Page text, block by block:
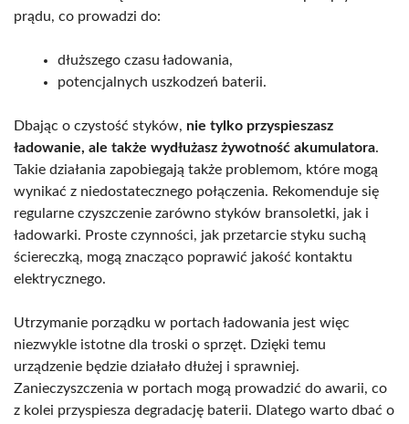
prądu, co prowadzi do:
dłuższego czasu ładowania,
potencjalnych uszkodzeń baterii.
Dbając o czystość styków, nie tylko przyspieszasz
ładowanie, ale także wydłużasz żywotność akumulatora.
Takie działania zapobiegają także problemom, które mogą
wynikać z niedostatecznego połączenia. Rekomenduje się
regularne czyszczenie zarówno styków bransoletki, jak i
ładowarki. Proste czynności, jak przetarcie styku suchą
ściereczką, mogą znacząco poprawić jakość kontaktu
elektrycznego.
Utrzymanie porządku w portach ładowania jest więc
niezwykle istotne dla troski o sprzęt. Dzięki temu
urządzenie będzie działało dłużej i sprawniej.
Zanieczyszczenia w portach mogą prowadzić do awarii, co
z kolei przyspiesza degradację baterii. Dlatego warto dbać o